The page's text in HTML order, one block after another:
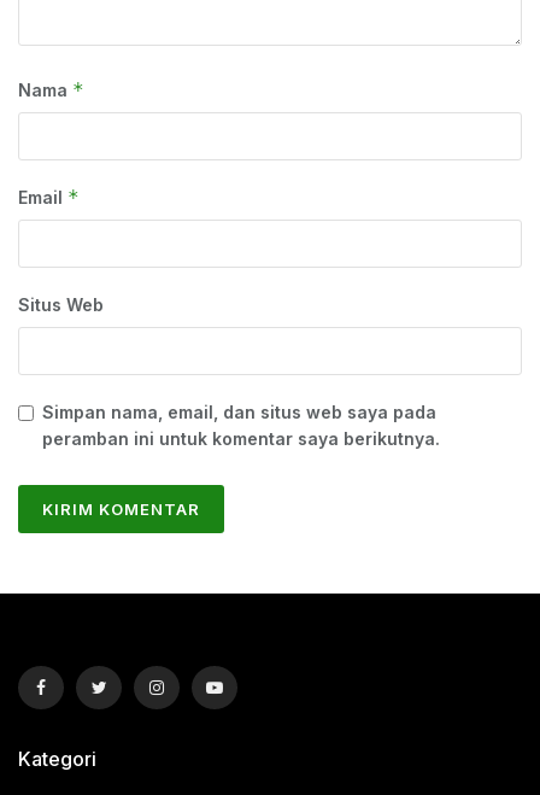
Nama *
Email *
Situs Web
Simpan nama, email, dan situs web saya pada
peramban ini untuk komentar saya berikutnya.
Kategori